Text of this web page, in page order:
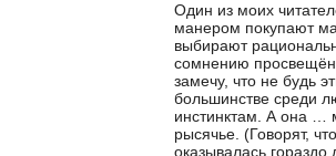
Один из моих
манером покупают
выбирают
сомнению
замечу, что не будь
большинстве среди
инстинктам. А она …
рысячье. (Говорят,
оказывалась